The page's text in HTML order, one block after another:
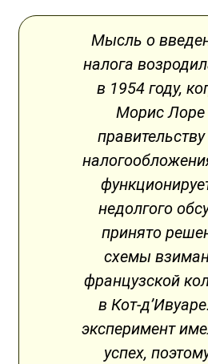
Мысль о
налога
в 1954 году,
Морис
недолгого
принято
схемы
французской
в Кот-
эксперимент
успех,